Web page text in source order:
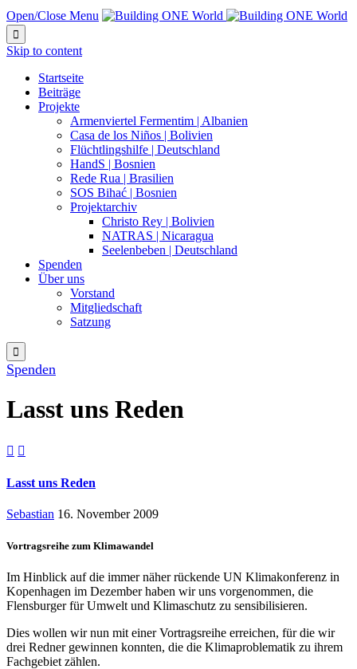
Open/Close Menu

Skip to content
Startseite
Beiträge
Projekte
Armenviertel Fermentim | Albanien
Casa de los Niños | Bolivien
Flüchtlingshilfe | Deutschland
HandS | Bosnien
Rede Rua | Brasilien
SOS Bihać | Bosnien
Projektarchiv
Christo Rey | Bolivien
NATRAS | Nicaragua
Seelenbeben | Deutschland
Spenden
Über uns
Vorstand
Mitgliedschaft
Satzung

Spenden
Lasst uns Reden
 
Lasst uns Reden
Sebastian 16. November 2009
Vortragsreihe zum Klimawandel
Im Hinblick auf die immer näher rückende UN Klimakonferenz in
Kopenhagen im Dezember haben wir uns vorgenommen, die
Flensburger für Umwelt und Klimaschutz zu sensibilisieren.
Dies wollen wir nun mit einer Vortragsreihe erreichen, für die wir
drei Redner gewinnen konnten, die die Klimaproblematik zu ihrem
Fachgebiet zählen.